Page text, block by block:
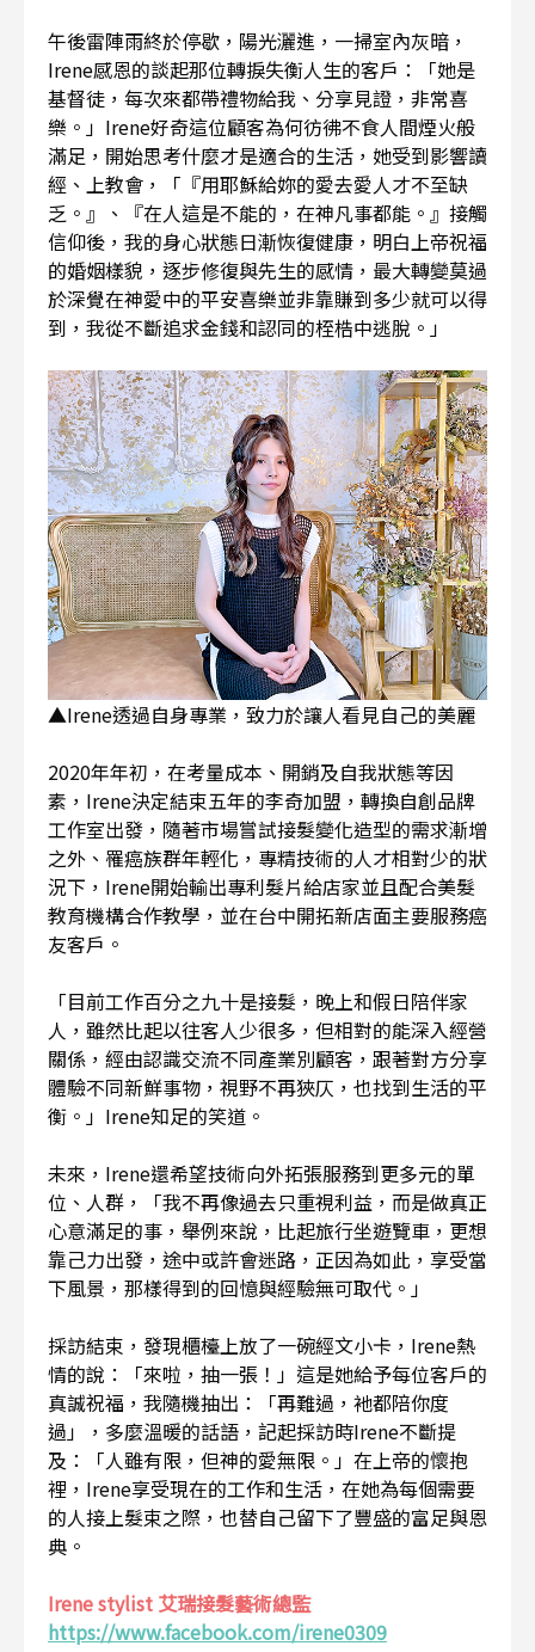
午後雷陣雨終於停歇，陽光灑進，一掃室內灰暗，
Irene感恩的談起那位轉捩失衡人生的客戶：「她是
基督徒，每次來都帶禮物給我、分享見證，非常喜
樂。」Irene好奇這位顧客為何彷彿不食人間煙火般
滿足，開始思考什麼才是適合的生活，她受到影響讀
經、上教會，「『用耶穌給妳的愛去愛人才不至缺
乏。』、『在人這是不能的，在神凡事都能。』接觸
信仰後，我的身心狀態日漸恢復健康，明白上帝祝福
的婚姻樣貌，逐步修復與先生的感情，最大轉變莫過
於深覺在神愛中的平安喜樂並非靠賺到多少就可以得
到，我從不斷追求金錢和認同的桎梏中逃脫。」
▲Irene透過自身專業，致力於讓人看見自己的美麗
2020年年初，在考量成本、開銷及自我狀態等因
素，Irene決定結束五年的李奇加盟，轉換自創品牌
工作室出發，隨著市場嘗試接髮變化造型的需求漸增
之外、罹癌族群年輕化，專精技術的人才相對少的狀
況下，Irene開始輸出專利髮片給店家並且配合美髮
教育機構合作教學，並在台中開拓新店面主要服務癌
友客戶。
「目前工作百分之九十是接髮，晚上和假日陪伴家
人，雖然比起以往客人少很多，但相對的能深入經營
關係，經由認識交流不同產業別顧客，跟著對方分享
體驗不同新鮮事物，視野不再狹仄，也找到生活的平
衡。」Irene知足的笑道。
未來，Irene還希望技術向外拓張服務到更多元的單
位、人群，「我不再像過去只重視利益，而是做真正
心意滿足的事，舉例來說，比起旅行坐遊覽車，更想
靠己力出發，途中或許會迷路，正因為如此，享受當
下風景，那樣得到的回憶與經驗無可取代。」
採訪結束，發現櫃檯上放了一碗經文小卡，Irene熱
情的說：「來啦，抽一張！」這是她給予每位客戶的
真誠祝福，我隨機抽出：「再難過，衪都陪你度
過」，多麼溫暖的話語，記起採訪時Irene不斷提
及：「人雖有限，但神的愛無限。」在上帝的懷抱
裡，Irene享受現在的工作和生活，在她為每個需要
的人接上髮束之際，也替自己留下了豐盛的富足與恩
典。
Irene stylist 艾瑞接髮藝術總監
https://www.facebook.com/irene0309